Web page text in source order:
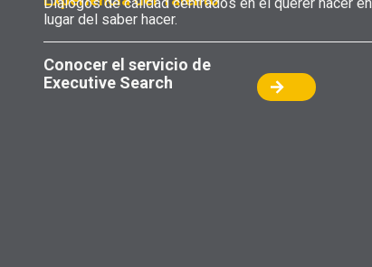
Diálogos de calidad centrados en el querer hacer en
lugar del saber hacer.
Conocer el servicio de
Executive Search